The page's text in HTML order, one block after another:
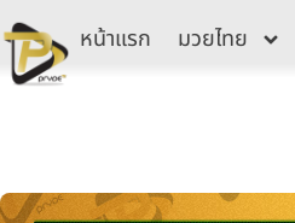
Skip
to
content
หน้าแรก มวยไทย